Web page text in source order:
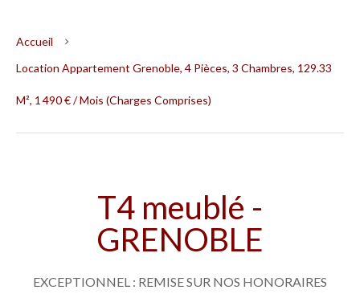
Accueil
Location Appartement Grenoble, 4 Pièces, 3 Chambres, 129.33
M², 1 490 € / Mois (Charges Comprises)
T4 meublé -
GRENOBLE
EXCEPTIONNEL : REMISE SUR NOS HONORAIRES